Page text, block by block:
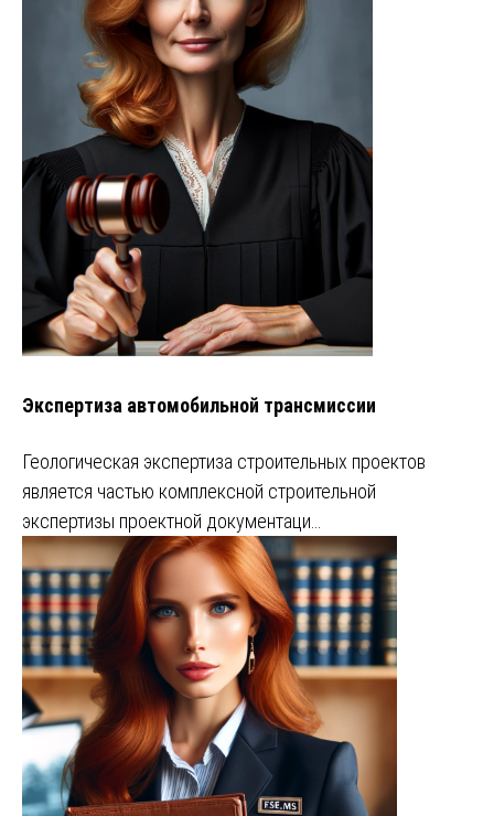
Экспертиза автомобильной трансмиссии
Геологическая экспертиза строительных проектов
является частью комплексной строительной
экспертизы проектной документаци…